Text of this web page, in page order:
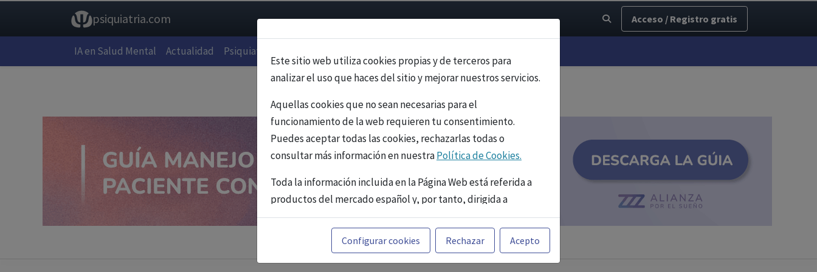
psiquiatria.com Acceso / Registro gratis
IA en Salud Mental Actualidad Psiquiatría
Este sitio web utiliza cookies propias y de terceros para
analizar el uso que haces del sitio y mejorar nuestros servicios.
Aquellas cookies que no sean necesarias para el
funcionamiento de la web requieren tu consentimiento.
Puedes aceptar todas las cookies, rechazarlas todas o
consultar más información en nuestraPolítica de Cookies.
Toda la información incluida en la Página Web está referida a
productos del mercado español y, por tanto, dirigida a
profesionales sanitarios legalmente facultados para
prescribir o dispensar medicamentos con ejercicio
profesional. La información técnica de los fármacos se facilita
a título meramente informativo, siendo responsabilidad de
Configurar cookies Rechazar Acepto